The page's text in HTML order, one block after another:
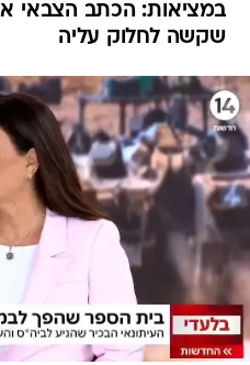
במציאות: הכתב הצבאי
שקשה לחלוק עליה